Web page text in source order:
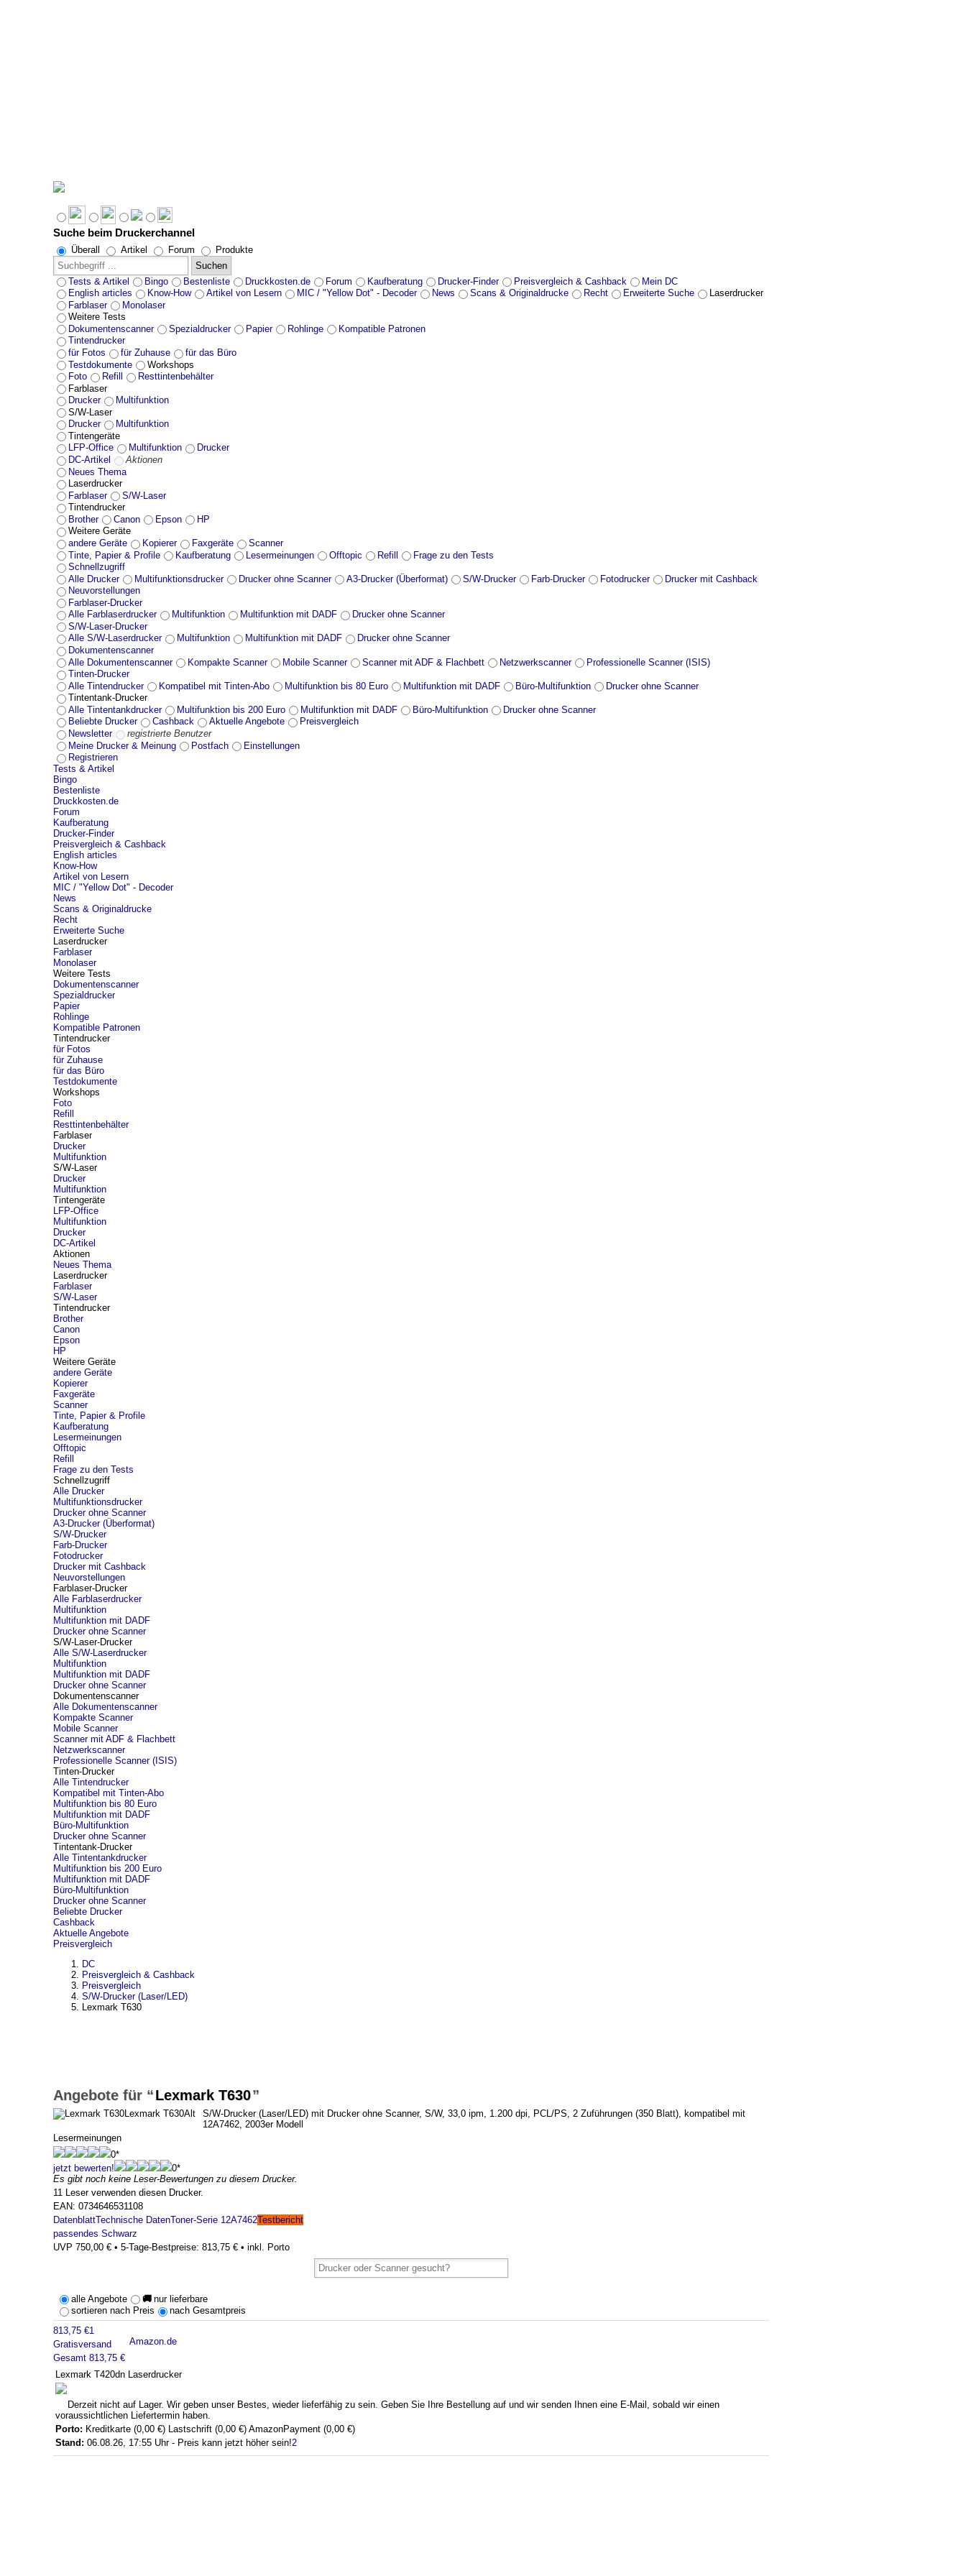
Suche beim Druckerchannel
Überall Artikel Forum
Produkte
Suchen
Tests & Artikel
Bingo Bestenliste Druckkosten.de Forum Kaufberatung Drucker-Finder Preisvergleich & Cashback
Mein DC
English articles
Know-How Artikel von Lesern MIC / "Yellow Dot" - Decoder News Scans & Originaldrucke Recht Erweiterte Suche
Laserdrucker
Farblaser
Monolaser
Weitere Tests
Dokumentenscanner
Spezialdrucker Papier Rohlinge
Kompatible Patronen
Tintendrucker
für Fotos
für Zuhause
für das Büro
Testdokumente
Workshops
Foto
Refill
Resttintenbehälter
Farblaser
Drucker
Multifunktion
S/W-Laser
Drucker
Multifunktion
Tintengeräte
LFP-Office
Multifunktion
Drucker
DC-Artikel
Aktionen
Neues Thema
Laserdrucker
Farblaser
S/W-Laser
Tintendrucker
Brother
Canon Epson
HP
Weitere Geräte
andere Geräte
Kopierer Faxgeräte
Scanner
Tinte, Papier & Profile
Kaufberatung Lesermeinungen Offtopic Refill
Frage zu den Tests
Schnellzugriff
Alle Drucker
Multifunktionsdrucker Drucker ohne Scanner A3-Drucker (Überformat) S/W-Drucker Farb-Drucker Fotodrucker
Drucker mit Cashback
Neuvorstellungen
Farblaser-Drucker
Alle Farblaserdrucker
Multifunktion Multifunktion mit DADF
Drucker ohne Scanner
S/W-Laser-Drucker
Alle S/W-Laserdrucker
Multifunktion Multifunktion mit DADF
Drucker ohne Scanner
Dokumentenscanner
Alle Dokumentenscanner
Kompakte Scanner Mobile Scanner Scanner mit ADF & Flachbett Netzwerkscanner
Professionelle Scanner (ISIS)
Tinten-Drucker
Alle Tintendrucker
Kompatibel mit Tinten-Abo Multifunktion bis 80 Euro Multifunktion mit DADF Büro-Multifunktion
Drucker ohne Scanner
Tintentank-Drucker
Alle Tintentankdrucker
Multifunktion bis 200 Euro Multifunktion mit DADF Büro-Multifunktion
Drucker ohne Scanner
Beliebte Drucker
Cashback Aktuelle Angebote
Preisvergleich
Newsletter
registrierte Benutzer
Meine Drucker & Meinung
Postfach
Einstellungen
Registrieren
Tests & Artikel
Bingo
Bestenliste
Druckkosten.de
Forum
Kaufberatung
Drucker-Finder
Preisvergleich & Cashback
English articles
Know-How
Artikel von Lesern
MIC / "Yellow Dot" - Decoder
News
Scans & Originaldrucke
Recht
Erweiterte Suche
Laserdrucker
Farblaser
Monolaser
Weitere Tests
Dokumentenscanner
Spezialdrucker
Papier
Rohlinge
Kompatible Patronen
Tintendrucker
für Fotos
für Zuhause
für das Büro
Testdokumente
Workshops
Foto
Refill
Resttintenbehälter
Farblaser
Drucker
Multifunktion
S/W-Laser
Drucker
Multifunktion
Tintengeräte
LFP-Office
Multifunktion
Drucker
DC-Artikel
Aktionen
Neues Thema
Laserdrucker
Farblaser
S/W-Laser
Tintendrucker
Brother
Canon
Epson
HP
Weitere Geräte
andere Geräte
Kopierer
Faxgeräte
Scanner
Tinte, Papier & Profile
Kaufberatung
Lesermeinungen
Offtopic
Refill
Frage zu den Tests
Schnellzugriff
Alle Drucker
Multifunktionsdrucker
Drucker ohne Scanner
A3-Drucker (Überformat)
S/W-Drucker
Farb-Drucker
Fotodrucker
Drucker mit Cashback
Neuvorstellungen
Farblaser-Drucker
Alle Farblaserdrucker
Multifunktion
Multifunktion mit DADF
Drucker ohne Scanner
S/W-Laser-Drucker
Alle S/W-Laserdrucker
Multifunktion
Multifunktion mit DADF
Drucker ohne Scanner
Dokumentenscanner
Alle Dokumentenscanner
Kompakte Scanner
Mobile Scanner
Scanner mit ADF & Flachbett
Netzwerkscanner
Professionelle Scanner (ISIS)
Tinten-Drucker
Alle Tintendrucker
Kompatibel mit Tinten-Abo
Multifunktion bis 80 Euro
Multifunktion mit DADF
Büro-Multifunktion
Drucker ohne Scanner
Tintentank-Drucker
Alle Tintentankdrucker
Multifunktion bis 200 Euro
Multifunktion mit DADF
Büro-Multifunktion
Drucker ohne Scanner
Beliebte Drucker
Cashback
Aktuelle Angebote
Preisvergleich
DC
Preisvergleich & Cashback
Preisvergleich
S/W-Drucker (Laser/LED)
Lexmark T630
Lexmark T630
Lexmark T630Alt
S/W-Drucker (Laser/LED) mit Drucker ohne Scanner, S/W, 33,0 ipm, 1.200 dpi, PCL/PS, 2 Zuführungen (350 Blatt), kompatibel mit
12A7462, 2003er Modell
Lesermeinungen
0*
jetzt bewerten!
0*
Es gibt noch keine Leser-Bewertungen zu diesem Drucker.
11 Leser verwenden diesen Drucker.
EAN: 0734646531108
DatenblattTechnische DatenToner-Serie 12A7462Testbericht
passendes Schwarz
UVP 750,00 € • 5-Tage-Bestpreise: 813,75 € • inkl. Porto
alle Angebote 🚚 nur lieferbare
sortieren nach Preis
nach Gesamtpreis
813,75 €1
Gratisversand
Gesamt 813,75 €
Amazon.de
Lexmark T420dn Laserdrucker
Derzeit nicht auf Lager. Wir geben unser Bestes, wieder lieferfähig zu sein. Geben Sie Ihre Bestellung auf und wir senden Ihnen eine E-Mail, sobald wir einen
voraussichtlichen Liefertermin haben.
Porto: Kreditkarte (0,00 €) Lastschrift (0,00 €) AmazonPayment (0,00 €)
Stand: 06.08.26, 17:55 Uhr - Preis kann jetzt höher sein!2